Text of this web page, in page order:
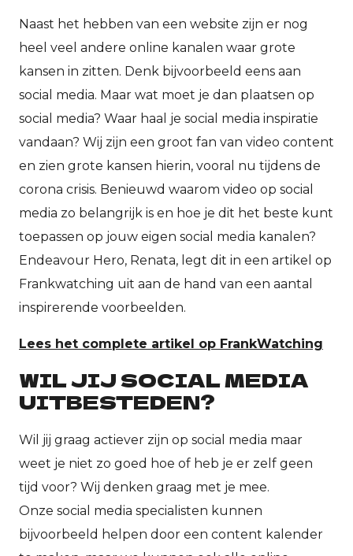
Naast het hebben van een website zijn er nog
heel veel andere online kanalen waar grote
kansen in zitten. Denk bijvoorbeeld eens aan
social media. Maar wat moet je dan plaatsen op
social media? Waar haal je social media inspiratie
vandaan? Wij zijn een groot fan van video content
en zien grote kansen hierin, vooral nu tijdens de
corona crisis. Benieuwd waarom video op social
media zo belangrijk is en hoe je dit het beste kunt
toepassen op jouw eigen social media kanalen?
Endeavour Hero, Renata, legt dit in een artikel op
Frankwatching uit aan de hand van een aantal
inspirerende voorbeelden.
Lees het complete artikel op FrankWatching
WIL JIJ SOCIAL MEDIA
UITBESTEDEN?
Wil jij graag actiever zijn op social media maar
weet je niet zo goed hoe of heb je er zelf geen
tijd voor? Wij denken graag met je mee.
Onze social media specialisten kunnen
bijvoorbeeld helpen door een content kalender